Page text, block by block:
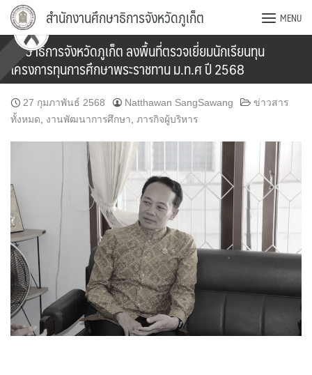
Skip
content
สำนักงานศึกษาธิการจังหวัดภูเก็ต MENU
ศึกษาธิการจังหวัดภูเก็ต ลงพื้นที่ตรวจเยี่ยมนักเรียนทุน
โครงการทุนการศึกษาพระราชทาน ม.ท.ศ ปี 2568
27 กุมภาพันธ์ 2568 Natthawan SangSawang
ข่าวสาร
ทั้งหมด
งานพัฒนาการศึกษา ภารกิจผู้บริหาร